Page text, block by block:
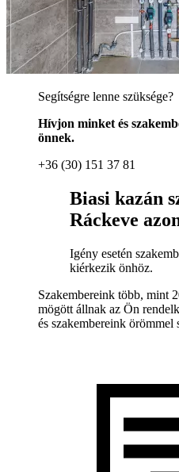
Segítségre lenne szüksége?
Hívjon minket és
önnek.
+36 (30) 151 37 81
Biasi kazán
Ráckeve
Igény esetén
kiérkezik önhöz.
Szakembereink több, mint
mögött állnak az Ön
és szakembereink örömmel